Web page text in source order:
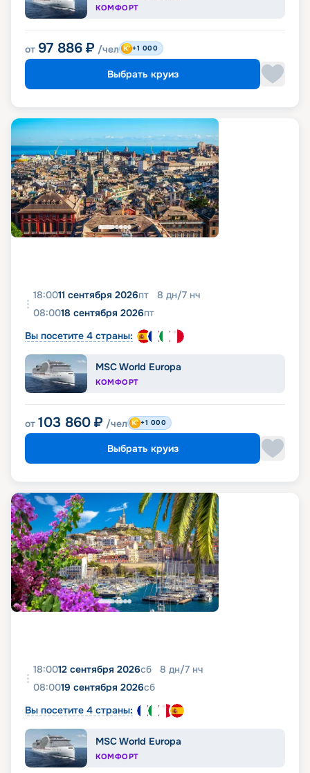
КОМФОРТ
от 97 886 ₽ /чел +1 000
Выбрать круиз
18:0011 сентября 2026пт 8 дн/7 нч
08:0018 сентября 2026пт
Вы посетите 4 страны:
MSC World Europa
КОМФОРТ
от 103 860 ₽ /чел +1 000
Выбрать круиз
18:0012 сентября 2026сб 8 дн/7 нч
08:0019 сентября 2026сб
Вы посетите 4 страны:
MSC World Europa
КОМФОРТ